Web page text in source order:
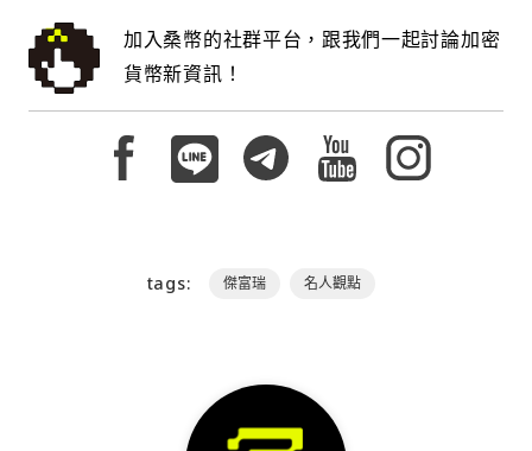
加入桑幣的社群平台，跟我們一起討論加密
貨幣新資訊！
tags: 傑富瑞 名人觀點